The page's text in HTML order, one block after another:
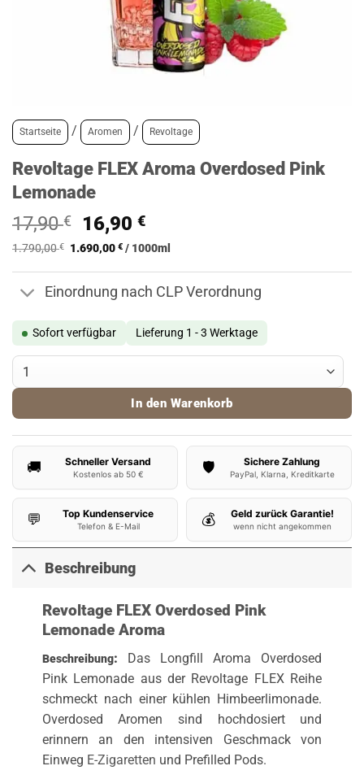
Startseite / Aromen / Revoltage
Revoltage FLEX Aroma Overdosed Pink
Lemonade
17,90€
Ursprünglicher
Preis
17,90 €
16,90€Aktueller
Preis
16,90 €.
1.790,00€ 1.690,00€ / 1000ml
Einordnung nach CLP Verordnung
Sofort verfügbar Lieferung 1 - 3 Werktage
Revoltage FLEX Aroma Overdosed Pink Lemonade Menge
In den Warenkorb
🚚 Schneller Versand
Kostenlos ab 50 € 🛡️ Sichere Zahlung
PayPal, Klarna, Kreditkarte
💬 Top Kundenservice
Telefon & E-Mail 💰 Geld zurück Garantie!
wenn nicht angekommen
Beschreibung
Revoltage FLEX Overdosed Pink
Lemonade Aroma
Beschreibung: Das Longfill Aroma Overdosed
Pink Lemonade aus der Revoltage FLEX Reihe
schmeckt nach einer kühlen Himbeerlimonade.
Overdosed Aromen sind hochdosiert und
erinnern an den intensiven Geschmack von
Einweg E-Zigaretten und Prefilled Pods.